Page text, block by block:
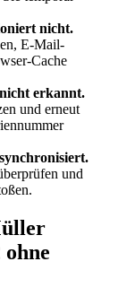
nicht.
E-Mail-
Cache
erkannt.
und erneut
und